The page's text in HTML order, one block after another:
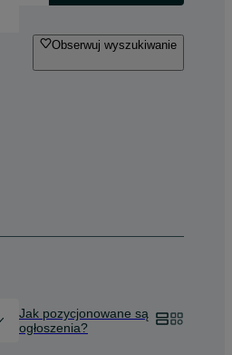
Obserwuj wyszukiwanie
Jak pozycjonowane są
ogłoszenia?